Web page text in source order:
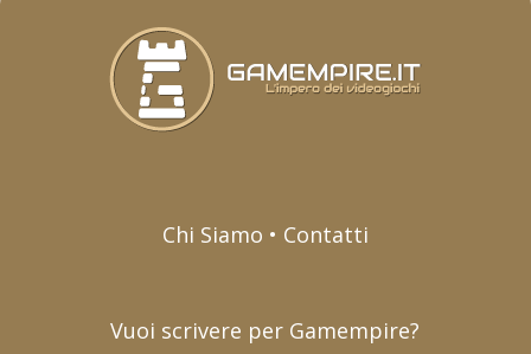
Chi Siamo • Contatti
Vuoi scrivere per Gamempire?